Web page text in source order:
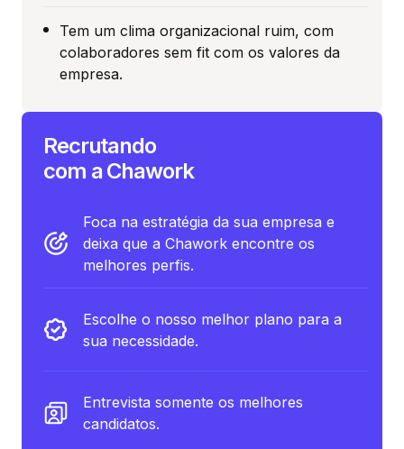
Tem um clima organizacional ruim, com
colaboradores sem fit com os valores da
empresa.
Recrutando
com a Chawork
Foca na estratégia da sua empresa e
deixa que a Chawork encontre os
melhores perfis.
Escolhe o nosso melhor plano para a
sua necessidade.
Entrevista somente os melhores
candidatos.